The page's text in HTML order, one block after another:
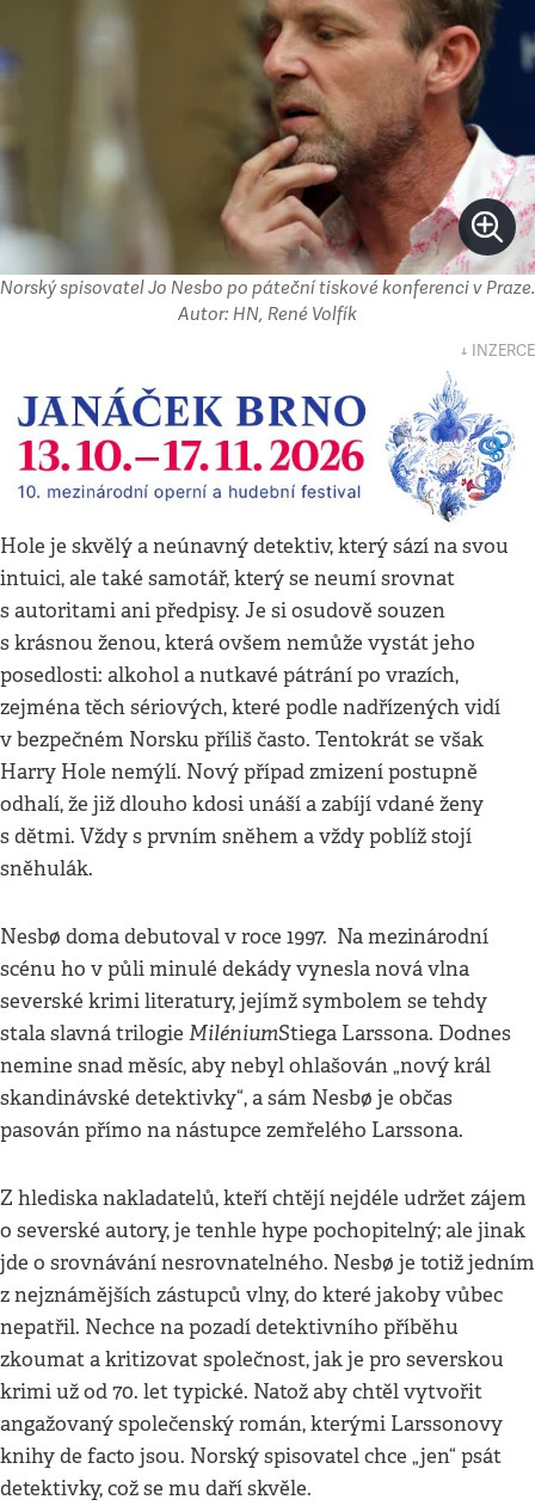
Norský spisovatel Jo Nesbo po páteční tiskové konferenci v Praze.
Autor: HN, René Volfík
↓ INZERCE
Hole je skvělý a neúnavný detektiv, který sází na svou
intuici, ale také samotář, který se neumí srovnat
s autoritami ani předpisy. Je si osudově souzen
s krásnou ženou, která ovšem nemůže vystát jeho
posedlosti: alkohol a nutkavé pátrání po vrazích,
zejména těch sériových, které podle nadřízených vidí
v bezpečném Norsku příliš často. Tentokrát se však
Harry Hole nemýlí. Nový případ zmizení postupně
odhalí, že již dlouho kdosi unáší a zabíjí vdané ženy
s dětmi. Vždy s prvním sněhem a vždy poblíž stojí
sněhulák.
Nesbø doma debutoval v roce 1997. Na mezinárodní
scénu ho v půli minulé dekády vynesla nová vlna
severské krimi literatury, jejímž symbolem se tehdy
stala slavná trilogie MiléniumStiega Larssona. Dodnes
nemine snad měsíc, aby nebyl ohlašován „nový král
skandinávské detektivky“, a sám Nesbø je občas
pasován přímo na nástupce zemřelého Larssona.
Z hlediska nakladatelů, kteří chtějí nejdéle udržet zájem
o severské autory, je tenhle hype pochopitelný; ale jinak
jde o srovnávání nesrovnatelného. Nesbø je totiž jedním
z nejznámějších zástupců vlny, do které jakoby vůbec
nepatřil. Nechce na pozadí detektivního příběhu
zkoumat a kritizovat společnost, jak je pro severskou
krimi už od 70. let typické. Natož aby chtěl vytvořit
angažovaný společenský román, kterými Larssonovy
knihy de facto jsou. Norský spisovatel chce „jen“ psát
detektivky, což se mu daří skvěle.